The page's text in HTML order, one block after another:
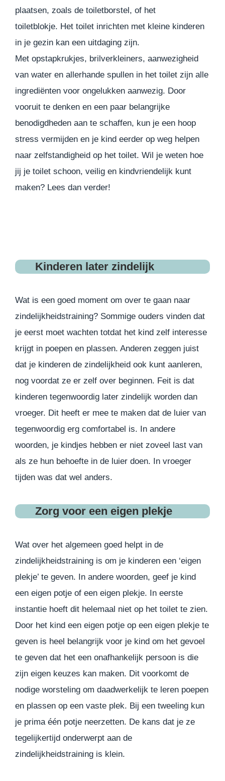
plaatsen, zoals de toiletborstel, of het
toiletblokje. Het toilet inrichten met kleine kinderen
in je gezin kan een uitdaging zijn.
Met opstapkrukjes, brilverkleiners, aanwezigheid
van water en allerhande spullen in het toilet zijn alle
ingrediënten voor ongelukken aanwezig. Door
vooruit te denken en een paar belangrijke
benodigdheden aan te schaffen, kun je een hoop
stress vermijden en je kind eerder op weg helpen
naar zelfstandigheid op het toilet. Wil je weten hoe
jij je toilet schoon, veilig en kindvriendelijk kunt
maken? Lees dan verder!
Kinderen later zindelijk
Wat is een goed moment om over te gaan naar
zindelijkheidstraining? Sommige ouders vinden dat
je eerst moet wachten totdat het kind zelf interesse
krijgt in poepen en plassen. Anderen zeggen juist
dat je kinderen de zindelijkheid ook kunt aanleren,
nog voordat ze er zelf over beginnen. Feit is dat
kinderen tegenwoordig later zindelijk worden dan
vroeger. Dit heeft er mee te maken dat de luier van
tegenwoordig erg comfortabel is. In andere
woorden, je kindjes hebben er niet zoveel last van
als ze hun behoefte in de luier doen. In vroeger
tijden was dat wel anders.
Zorg voor een eigen plekje
Wat over het algemeen goed helpt in de
zindelijkheidstraining is om je kinderen een ‘eigen
plekje’ te geven. In andere woorden, geef je kind
een eigen potje of een eigen plekje. In eerste
instantie hoeft dit helemaal niet op het toilet te zien.
Door het kind een eigen potje op een eigen plekje te
geven is heel belangrijk voor je kind om het gevoel
te geven dat het een onafhankelijk persoon is die
zijn eigen keuzes kan maken. Dit voorkomt de
nodige worsteling om daadwerkelijk te leren poepen
en plassen op een vaste plek. Bij een tweeling kun
je prima één potje neerzetten. De kans dat je ze
tegelijkertijd onderwerpt aan de
zindelijkheidstraining is klein.